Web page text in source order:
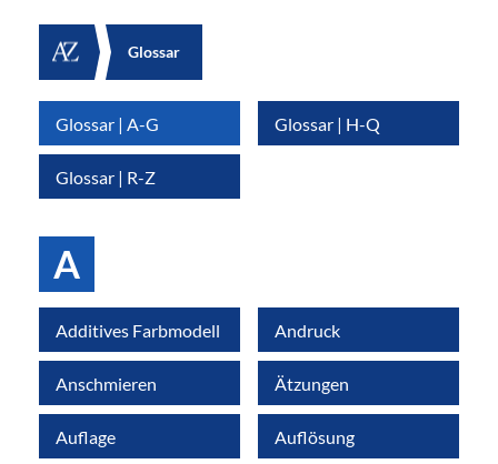
Glossar
Glossar | A-G Glossar | H-Q
Glossar | R-Z
A
Additives Farbmodell Andruck
Anschmieren Ätzungen
Auflage Auflösung